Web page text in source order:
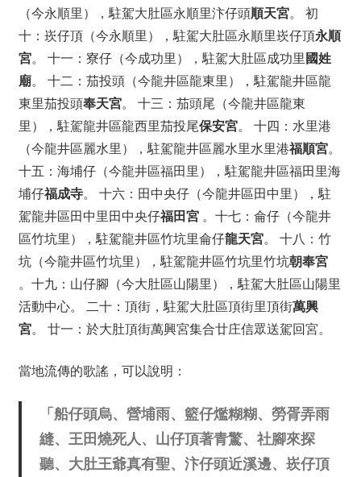
（今永順里），駐駕大肚區永順里汴仔頭順天宮。 初
十：崁仔頂（今永順里），駐駕大肚區永順里崁仔頂永順
宮。 十一：寮仔（今成功里），駐駕大肚區成功里國姓
廟。 十二：茄投頭（今龍井區龍東里），駐駕龍井區龍
東里茄投頭奉天宮。 十三：茄頭尾（今龍井區龍東
里），駐駕龍井區龍西里茄投尾保安宮。 十四：水里港
（今龍井區麗水里），駐駕龍井區麗水里水里港福順宮。
十五：海埔仔（今龍井區福田里），駐駕龍井區福田里海
埔仔福成寺。 十六：田中央仔（今龍井區田中里），駐
駕龍井區田中里田中央仔福田宮。十七：侖仔（今龍井
區竹坑里），駐駕龍井區竹坑里侖仔龍天宮。 十八：竹
坑（今龍井區竹坑里），駐駕龍井區竹坑里竹坑朝奉宮
。十九：山仔腳（今大肚區山陽里），駐駕大肚區山陽里
活動中心。 二十：頂街，駐駕大肚區頂街里頂街萬興
宮。 廿一：於大肚頂街萬興宮集合廿庄信眾送駕回宮。
當地流傳的歌謠，可以說明：
「船仔頭烏、營埔雨、籃仔爁糊糊、勞胥弄雨
縫、王田燒死人、山仔頂著青驚、社腳來探
聽、大肚王爺真有聖、汴仔頭近溪邊、崁仔頂